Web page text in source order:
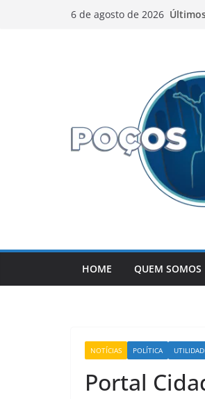
6 de agosto de 2026
HOME QUEM SOMOS
NOTÍCIAS POLÍTICA
Portal